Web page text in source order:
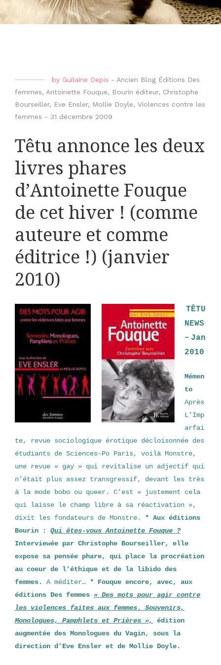
by Guilaine Depis - Ancien Blog Éditions Des
femmes, Antoinette Fouque, Bourin éditeur, Christophe
Bourseiller, Eve Ensler, Mollie Doyle, Violences contre les
femmes - 31 décembre 2009
Têtu annonce les deux
livres phares
d’Antoinette Fouque
de cet hiver ! (comme
auteure et comme
éditrice !) (janvier
2010)
TÊTU
NEWS
– Jan
2010
Mémen
to
Après
L’Imp
arfai
te, revue sociologique érotique décloisonnée des
étudiants de Sciences-Po Paris, voilà Monstre,
une revue « gay » qui revitalise un adjectif qui
n’était plus assez transgressif, devant les très
à la mode bobo ou queer. C’est « justement cela
qui laisse le champ libre à sa réactivation »,
dixit les fondateurs de Monstre. * Aux éditions
Bourin : Qui êtes-vous Antoinette Fouque ?
Interviewée par Christophe Bourseiller, elle
expose sa pensée phare, qui place la procréation
au coeur de l’éthique et de la libido des
femmes.
A méditer… * Fouque encore, avec, aux
éditions Des femmes « Des mots pour agir contre
les violences faites aux femmes. Souvenirs,
Monologues, Pamphlets et Prières »,
édition
augmentée des Monologues du Vagin, sous la
direction d’Eve Ensler et de Mollie Doyle.